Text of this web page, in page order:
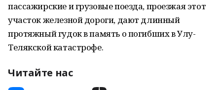
пассажирские и грузовые поезда, проезжая этот
участок железной дороги, дают длинный
протяжный гудок в память о погибших в Улу-
Телякской катастрофе.
Читайте нас